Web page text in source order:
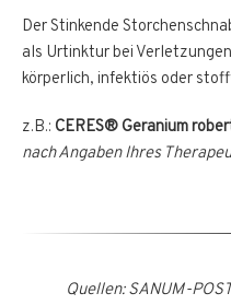
Der Stinkende
als Urtinktur bei
körperlich, infektiös oder
z.B.: CERES® Geranium
nach Angaben Ihres
Quellen: SANUM-